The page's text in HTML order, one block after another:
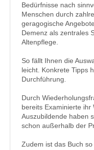
Bedürfnisse nach
Menschen durch
geragogische
Demenz als zentrales
Altenpflege.
So fällt Ihnen die
leicht. Konkrete Tipps
Durchführung.
Durch
bereits Examinierte ihr
Auszubildende haben
schon außerhalb der
Zudem ist das Buch